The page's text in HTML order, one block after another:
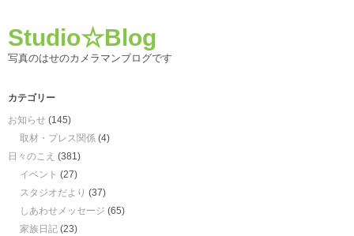
Studio☆Blog
写真のはせのカメラマンブログです
カテゴリー
お知らせ (145)
取材・プレス関係 (4)
日々のこえ (381)
イベント (27)
スタジオだより (37)
しあわせメッセージ (65)
家族日記 (23)